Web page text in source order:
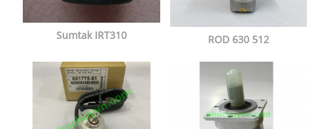
Sumtak IRT310 ROD 630 512